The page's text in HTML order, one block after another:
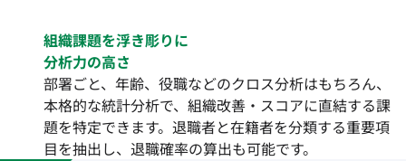
組織課題を浮き彫りに
分析力の高さ
部署ごと、年齢、役職などのクロス分析はもちろん、
本格的な統計分析で、組織改善・スコアに直結する課
題を特定できます。退職者と在籍者を分類する重要項
目を抽出し、退職確率の算出も可能です。